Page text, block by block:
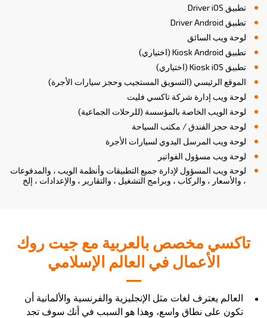
تطبيق Driver iOS
تطبيق Driver Android
لوحة ويب السائق
تطبيق Kiosk Android (اختياري)
تطبيق Kiosk iOS (اختياري)
الموقع الرئيسي (التسويق المستجيب وحجز سيارات الأجرة)
لوحة ويب إدارة شركة تاكسي فليت
لوحة الويب الخاصة بالمؤسسة (للرحلات الجماعية)
لوحة حجز الفندق / مكتب السياحة
لوحة ويب المرسل اليدوي لسيارات الأجرة
لوحة ويب مسؤول الفواتير
لوحة ويب المسؤول لإدارة جميع التطبيقات وأنظمة الويب ، والمدفوعات
، والأسعار ، والركاب ، وبرامج التشغيل ، والتقارير ، والإعدادات ، إلخ
تاكسي مخصص بالعربية مع جيت روك
الأعمال في العالم الإسلامي
العالم يعترف لغات مثل الإنجليزية والفرنسية والألمانية أن
تكون على نطاق واسع، وهذا هو السبب في أنك سوف تجد